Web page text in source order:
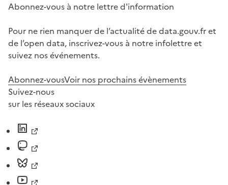
Abonnez-vous à notre lettre d'information
Pour ne rien manquer de l’actualité de data.gouv.fr et
de l’open data, inscrivez-vous à notre infolettre et
suivez nos événements.
Abonnez-vousVoir nos prochains évènements
Suivez-nous
sur les réseaux sociaux